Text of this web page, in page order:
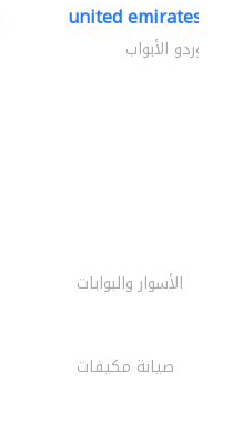
united emirates
موردو الأبواب
الأسوار والبوابات
صيانة مكيفات